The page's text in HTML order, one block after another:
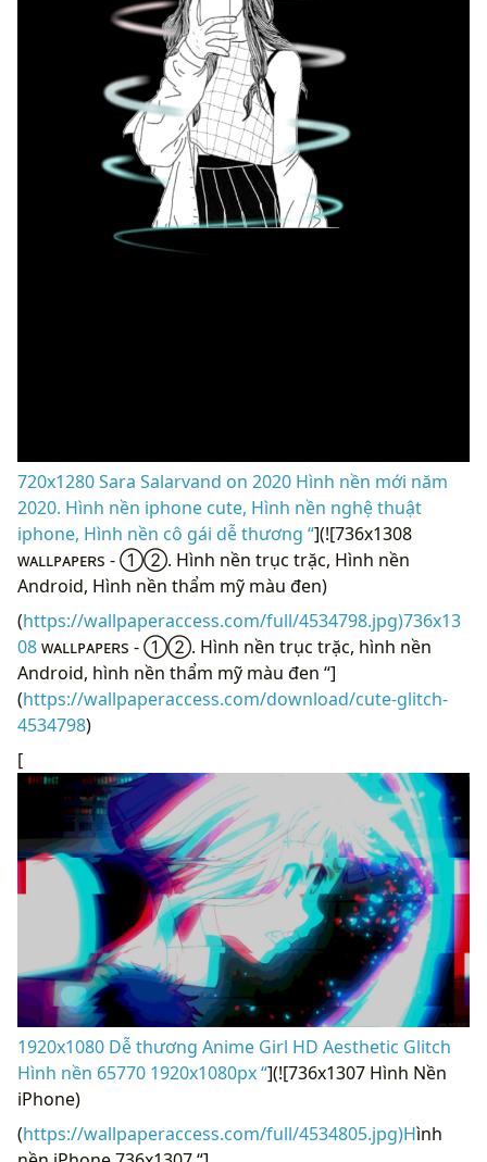
720x1280 Sara Salarvand on 2020 Hình nền mới năm
2020. Hình nền iphone cute, Hình nền nghệ thuật
iphone, Hình nền cô gái dễ thương “](![736x1308
ᴡᴀʟʟᴘᴀᴘᴇʀs - ①②. Hình nền trục trặc, Hình nền
Android, Hình nền thẩm mỹ màu đen)
(https://wallpaperaccess.com/full/4534798.jpg)736x13
08ᴡᴀʟʟᴘᴀᴘᴇʀs - ①②. Hình nền trục trặc, hình nền
Android, hình nền thẩm mỹ màu đen “]
(https://wallpaperaccess.com/download/cute-glitch-
4534798)
[
1920x1080 Dễ thương Anime Girl HD Aesthetic Glitch
Hình nền 65770 1920x1080px “](![736x1307 Hình Nền
iPhone)
(https://wallpaperaccess.com/full/4534805.jpg)H
nền iPhone 736x1307 “]